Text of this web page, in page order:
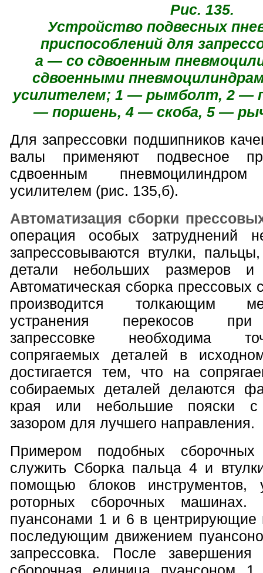
Рис. 135.
Устройство подвесных
приспособлений для
а — со сдвоенным
сдвоенными
усилителем; 1 — рымболт, 2 —
— поршень, 4 — скоба, 5 —
Для запрессовки подшипников
валы применяют подвесное
сдвоенным
усилителем (рис. 135,б).
Автоматизация сборки
операция особых затруднений
запрессовываются втулки,
детали небольших размеров
Автоматическая сборка прессовых
производится толкающим
устранения перекосов при
запрессовке необходима
сопрягаемых деталей в
достигается тем, что на
собираемых деталей делаются
края или небольшие пояски с
зазором для лучшего направления.
Примером подобных
служить Сборка пальца 4 и
помощью блоков инструментов,
роторных сборочных машинах.
пуансонами 1 и 6 в центрирующие
последующим движением
запрессовка. После завершения